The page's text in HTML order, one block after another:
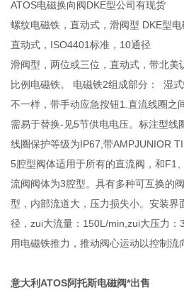
ATOS电磁换向阀DKE型公司有现货
螺纹电磁铁，直动式，滑阀型 DKE型电
直动式，ISO4401标准，10通径
滑阀型，两位或三位，直动式，带北美
比例电磁铁。 电磁铁2组成部分： 湿
不一样，带手动应急按钮1.直流线圈之
需易于替换-见5节供电电压。标注型线
线圈保护等级为IP67,带AMPJUNIOR
5腔型阀体适用于所有的直流阀，和F1
流阀阀体为3腔型。具有多种可互换的
型，内部流道大，压力损失小。安装界
径，zui大流量：150L/min,zui大压力：
用电磁铁推力，推动阀心运动以控制流
意大利ATOS阿托斯电磁阀*出售